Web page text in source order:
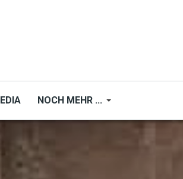
NOCH MEHR ...